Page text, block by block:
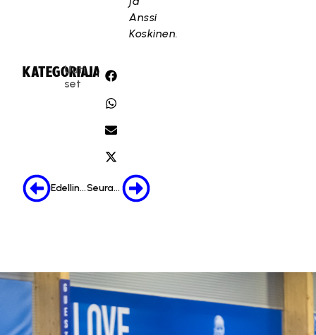
Anssi
Koskinen.
KATEGORIA:
Uuti
set
JAA:
Edellinen Seuraava